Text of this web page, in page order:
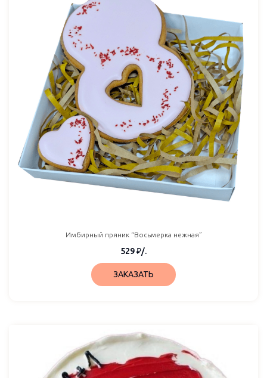
Имбирный пряник “Восьмерка нежная”
529₽/.
ЗАКАЗАТЬ